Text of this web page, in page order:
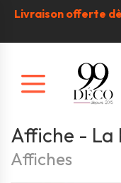
Livraison offerte
Affiche - La
Affiches